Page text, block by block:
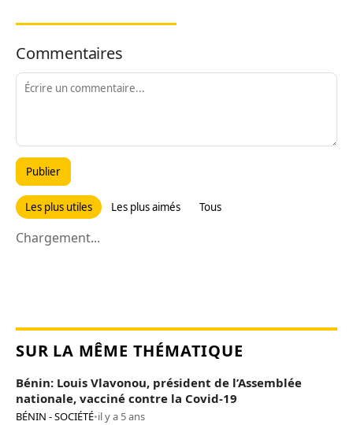
Commentaires
Publier
Les plus utiles Les plus aimés Tous
Chargement...
SUR LA MÊME THÉMATIQUE
Bénin: Louis Vlavonou, président de l’Assemblée
nationale, vacciné contre la Covid-19
BÉNIN - SOCIÉTÉ•il y a 5 ans